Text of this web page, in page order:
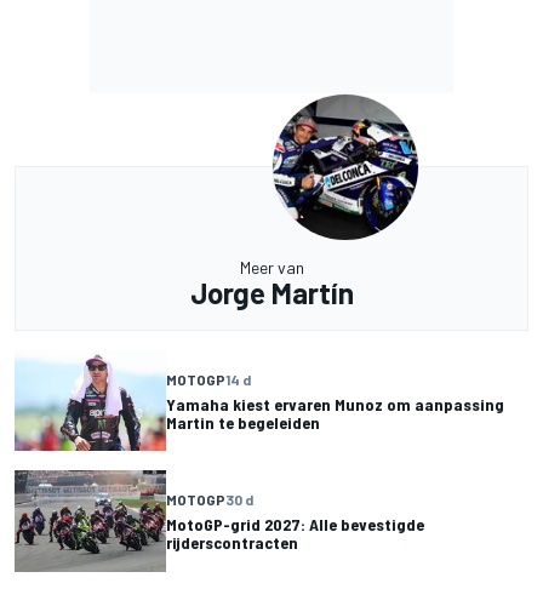
Meer van
Jorge Martín
MOTOGP14 d
Yamaha kiest ervaren Munoz om aanpassing
Martin te begeleiden
MOTOGP30 d
MotoGP-grid 2027: Alle bevestigde
rijderscontracten